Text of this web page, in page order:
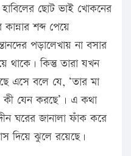
হাবিলের ছোট ভাই খোকনের
কান্নার শব্দ পেয়ে
পড়ালেখায় না বসার
থাকে। কিন্তু তারা যখন
এসে বলে যে, ‘তার মা
কী যেন করছে’। এ কথা
ঘরের জানালা ফাঁক করে
দিয়ে ঝুলে রয়েছে।